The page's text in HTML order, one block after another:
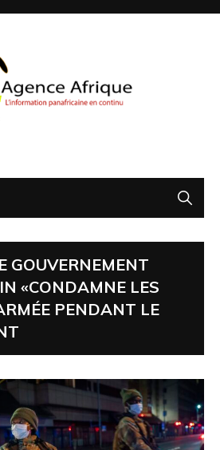
GOUVERNEMENT
«CONDAMNE LES
PENDANT LE